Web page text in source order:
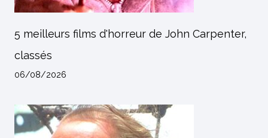
5 meilleurs films d'horreur de John Carpenter,
classés
06/08/2026